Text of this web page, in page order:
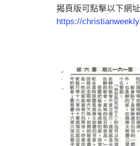
揭頁版可點擊以下網址
https://